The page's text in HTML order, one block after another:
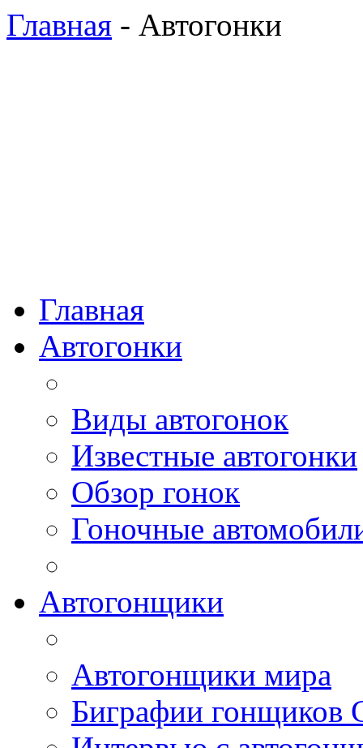
Главная - Автогонки
Главная
Автогонки
Виды автогонок
Известные автогонки
Обзор гонок
Гоночные
Автогонщики
Автогонщики мира
Биграфии гонщиков